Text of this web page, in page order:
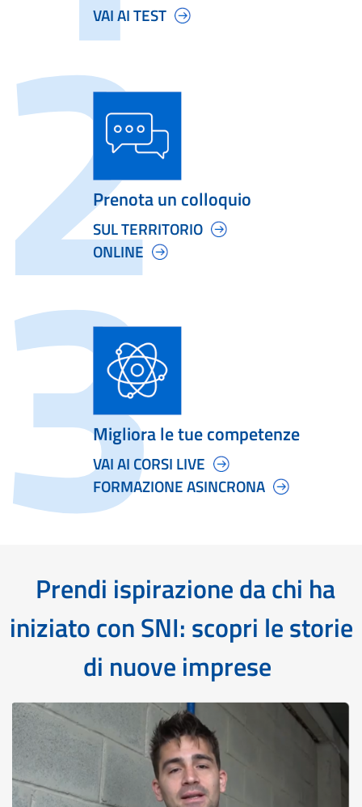
VAI AI TEST
Prenota un colloquio
SUL TERRITORIO
ONLINE
Migliora le tue competenze
VAI AI CORSI LIVE
FORMAZIONE ASINCRONA
Prendi ispirazione da chi ha
iniziato con SNI: scopri le storie
di nuove imprese